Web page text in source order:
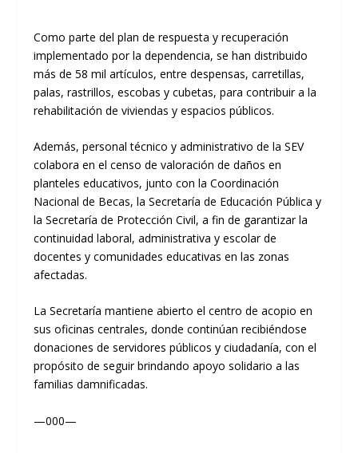
Como parte del plan de respuesta y recuperación
implementado por la dependencia, se han distribuido
más de 58 mil artículos, entre despensas, carretillas,
palas, rastrillos, escobas y cubetas, para contribuir a la
rehabilitación de viviendas y espacios públicos.
Además, personal técnico y administrativo de la SEV
colabora en el censo de valoración de daños en
planteles educativos, junto con la Coordinación
Nacional de Becas, la Secretaría de Educación Pública y
la Secretaría de Protección Civil, a fin de garantizar la
continuidad laboral, administrativa y escolar de
docentes y comunidades educativas en las zonas
afectadas.
La Secretaría mantiene abierto el centro de acopio en
sus oficinas centrales, donde continúan recibiéndose
donaciones de servidores públicos y ciudadanía, con el
propósito de seguir brindando apoyo solidario a las
familias damnificadas.
—000—